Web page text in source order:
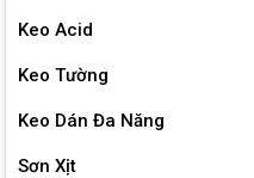
Keo Acid
Keo Tường
Keo Dán Đa Năng
Sơn Xịt